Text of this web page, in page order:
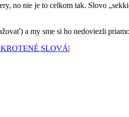
no nie je to celkom tak. Slovo
a my sme si ho nedoviezli
SLOVÁ|